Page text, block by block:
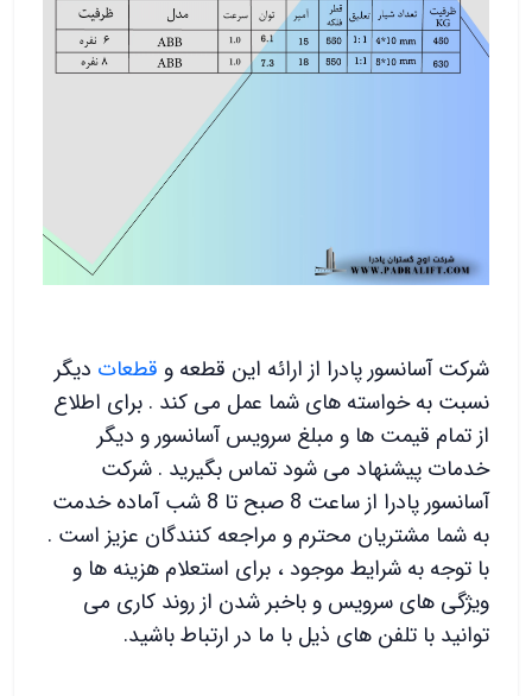
شرکت آسانسور پادرا از ارائه این قطعه و قطعات دیگر
نسبت به خواسته های شما عمل می کند . برای اطلاع
از تمام قیمت ها و مبلغ سرویس آسانسور و دیگر
خدمات پیشنهاد می شود تماس بگیرید . شرکت
آسانسور پادرا از ساعت 8 صبح تا 8 شب آماده خدمت
به شما مشتریان محترم و مراجعه کنندگان عزیز است .
با توجه به شرایط موجود ، برای استعلام هزینه ها و
ویژگی های سرویس و باخبر شدن از روند کاری می
توانید با تلفن های ذیل با ما در ارتباط باشید.